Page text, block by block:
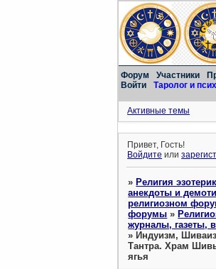
Форум Участники
Войти
Таролог и
Активные темы
Привет, Гость!
Войдите или
»Религия
анекдоты и
религиозном
форумы »
журналы, газеты,
»Индуизм,
Тантра. Храм
ягья